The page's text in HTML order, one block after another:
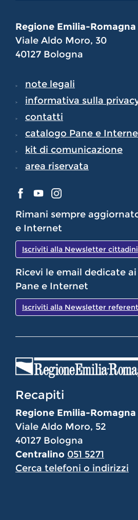
Regione Emilia-Romagna
Viale Aldo Moro, 30
40127 Bologna
note legali
informativa sulla
contatti
catalogo Pane e
kit di comunicazione
area riservata
Rimani sempre
e Internet
Iscriviti alla Newsletter cittadini
Ricevi le email dedicate
Pane e Internet
Iscriviti alla Newsletter
Recapiti
Regione Emilia-Romagna
Viale Aldo Moro, 52
40127 Bologna
Centralino 051 5271
Cerca telefoni o indirizzi